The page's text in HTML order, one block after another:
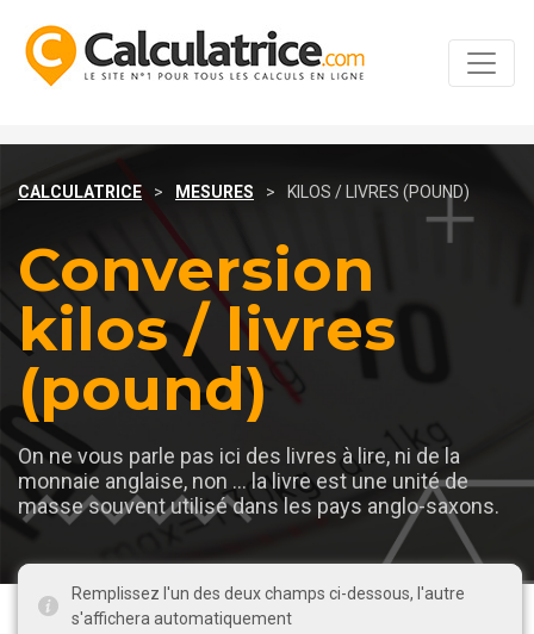
CALCULATRICE > MESURES > KILOS / LIVRES (POUND)
Conversion
kilos / livres
(pound)
On ne vous parle pas ici des livres à lire, ni de la
monnaie anglaise, non ... la livre est une unité de
masse souvent utilisé dans les pays anglo-saxons.
Remplissez l'un des deux champs ci-dessous, l'autre
s'affichera automatiquement